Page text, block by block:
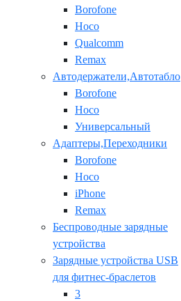
Borofone
Hoco
Qualcomm
Remax
Автодержатели,Автотабло
Borofone
Hoco
Универсальный
Адаптеры,Переходники
Borofone
Hoco
iPhone
Remax
Беспроводные зарядные
устройства
Зарядные устройства USB
для фитнес-браслетов
3